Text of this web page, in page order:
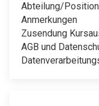
Abteilung/Position
Anmerkungen
Zusendung
AGB und